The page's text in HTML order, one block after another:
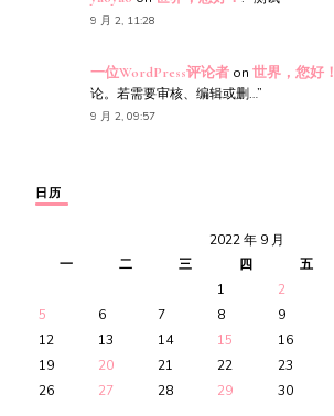
9 月 2, 11:28
一位WordPress评论者 on 世界，您好！
论。若需要审核、编辑或删…”
9 月 2, 09:57
日历
2022 年 9 月
一
二 三 四 五
1
2
5
6 7 8 9
12
13 14 15 16
19
20 21 22 23
26
27 28 29 30